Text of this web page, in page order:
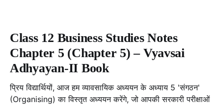
Class 12 Business Studies Notes
Chapter 5 (Chapter 5) – Vyavsai
Adhyayan-II Book
प्रिय विद्यार्थियों, आज हम व्यावसायिक अध्ययन के अध्याय 5 'संगठन'
(Organising) का विस्तृत अध्ययन करेंगे, जो आपकी सरकारी परीक्षाओं